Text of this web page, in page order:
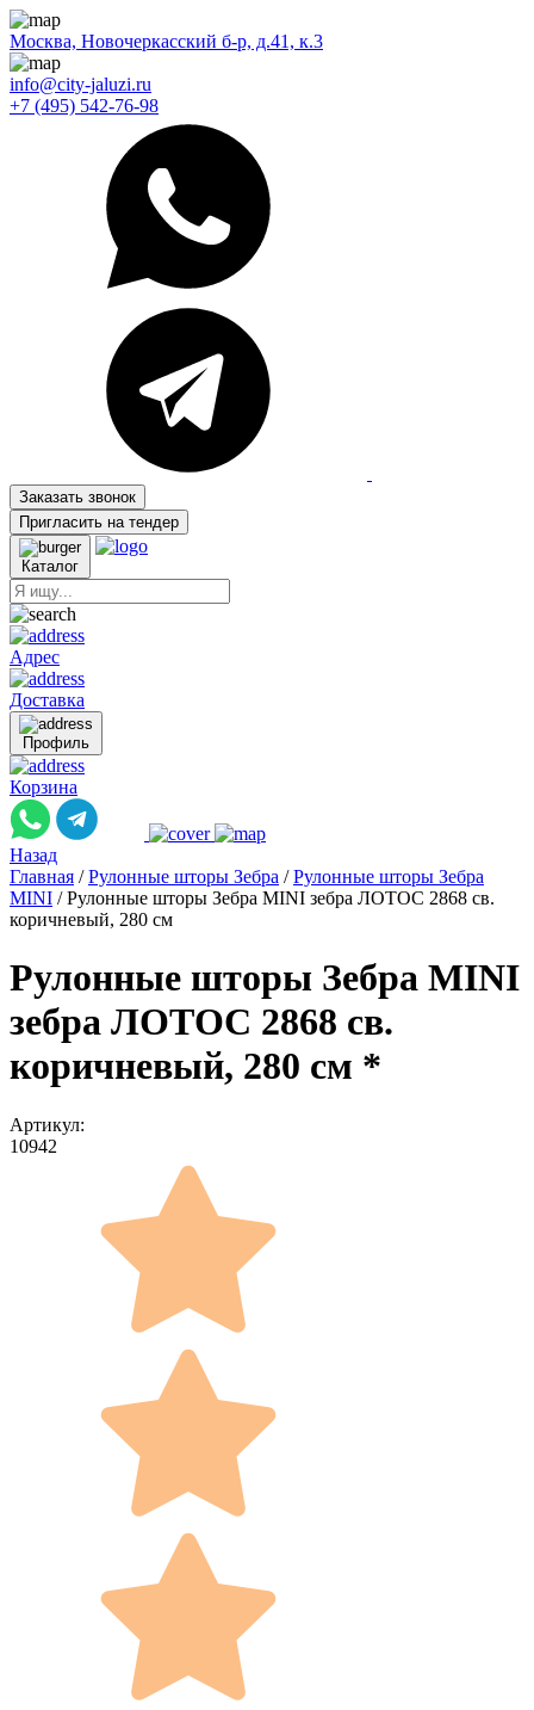
Москва, Новочеркасский б-р, д.41, к.3
info@city-jaluzi.ru
+7 (495) 542-76-98
Заказать звонок
Пригласить на тендер
Каталог
Адрес
Доставка
Профиль
Корзина
Назад
Главная / Рулонные шторы Зебра / Рулонные шторы Зебра
MINI / Рулонные шторы Зебра MINI зебра ЛОТОС 2868 св.
коричневый, 280 см
Рулонные шторы Зебра MINI
зебра ЛОТОС 2868 св.
коричневый, 280 см *
Артикул:
10942